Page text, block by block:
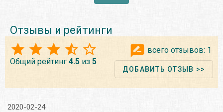
Отзывы и рейтинги
Общий рейтинг 4.5 из 5
всего отзывов: 1
ДОБАВИТЬ ОТЗЫВ >>
2020-02-24